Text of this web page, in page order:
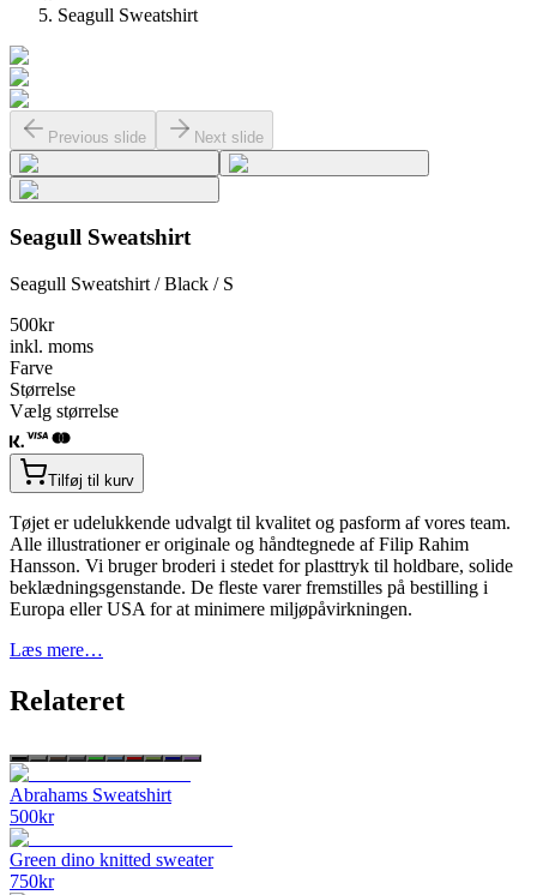
Seagull Sweatshirt
Previous slide Next slide
Seagull Sweatshirt
Seagull Sweatshirt / Black / S
500kr
inkl. moms
Farve
Størrelse
Vælg størrelse
Tilføj til kurv
Tøjet er udelukkende udvalgt til kvalitet og pasform af vores team.
Alle illustrationer er originale og håndtegnede af Filip Rahim
Hansson. Vi bruger broderi i stedet for plasttryk til holdbare, solide
beklædningsgenstande. De fleste varer fremstilles på bestilling i
Europa eller USA for at minimere miljøpåvirkningen.
Læs mere…
Relateret
Abrahams Sweatshirt
500kr
Green dino knitted sweater
750kr